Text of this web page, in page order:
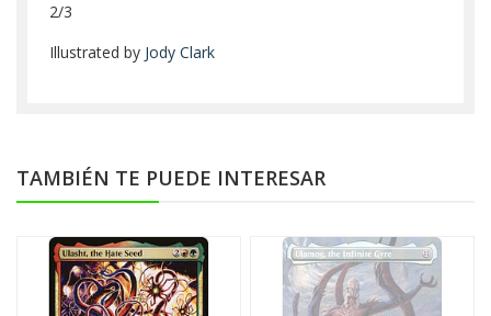
2/3
Illustrated by Jody Clark
TAMBIÉN TE PUEDE INTERESAR